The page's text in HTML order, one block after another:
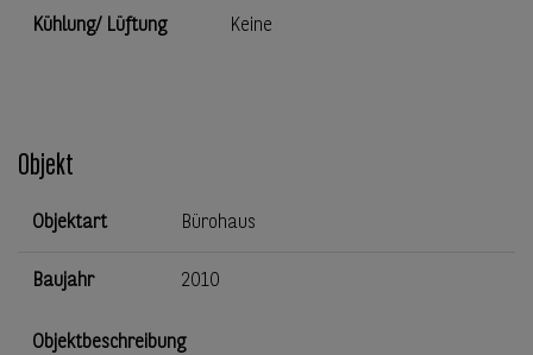
Kühlung/ Lüftung Keine
Objekt
Objektart Bürohaus
Baujahr 2010
Objektbeschreibung